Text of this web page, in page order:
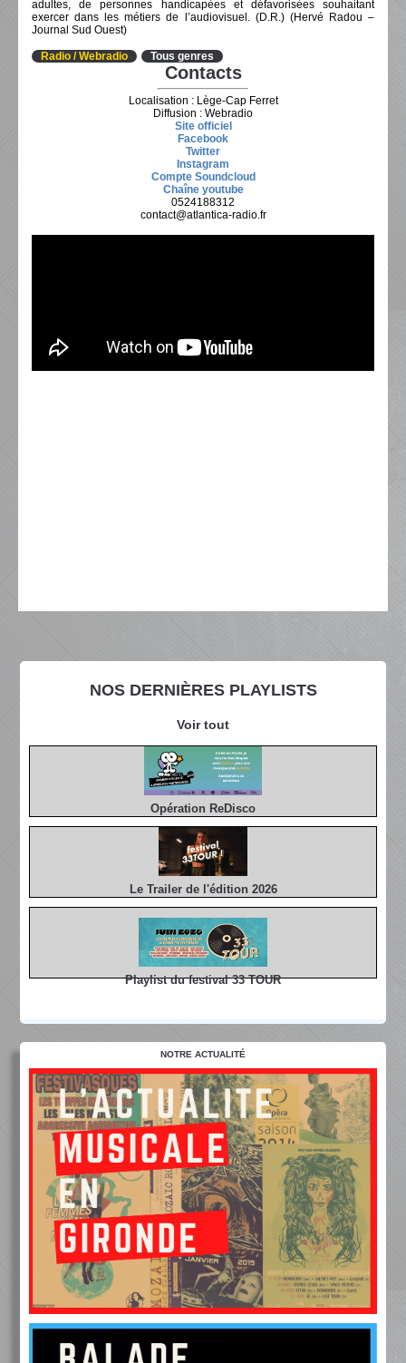
NOS DERNIÈRES PLAYLISTS
Voir tout
Opération ReDisco
Le Trailer de l'édition 2026
Playlist du festival 33 TOUR
adultes, de personnes handicapées et défavorisées souhaitant
exercer dans les métiers de l’audiovisuel. (D.R.) (Hervé Radou –
Journal Sud Ouest)
Radio / Webradio Tous genres
Contacts
Localisation : Lège-Cap Ferret
Diffusion : Webradio
Site officiel
Facebook
Twitter
Instagram
Compte Soundcloud
Chaîne youtube
0524188312
contact@atlantica-radio.fr
NOTRE ACTUALITÉ